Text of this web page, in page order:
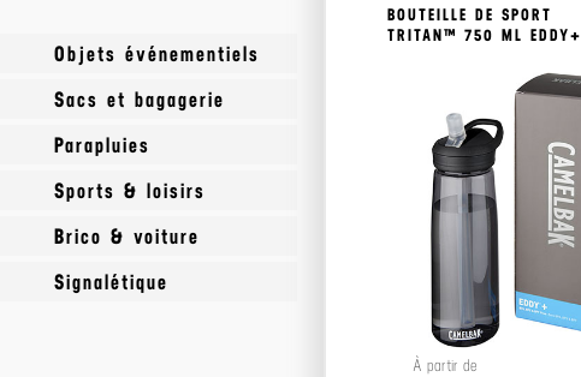
Objets événementiels
Objets et accessoires
Sacs et bagagerie
Accessoires
Bagagerie
Sacs
Tote bags
Parapluies
Parapluies de poche
Parapluies Golf
Parapluies manche canne
Sports & loisirs
Accessoires plein air
Jeux et jouets
Brico & voiture
Bricolage
Signalétique
BOUTEILLE DE SPORT
TRITAN™ 750 ML EDDY+
À partir de